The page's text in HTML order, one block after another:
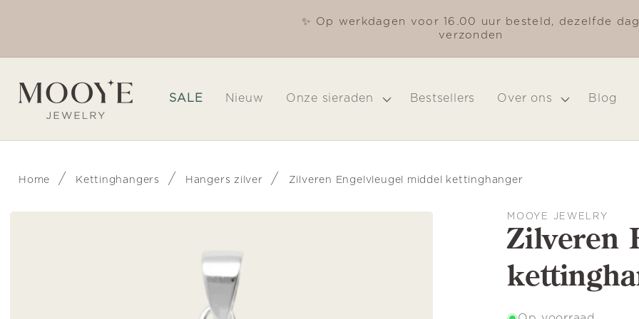
✨ Op werkdagen voor 16.00 uur besteld, dezelfde dag
verzonden
SALE Nieuw Onze sieraden Bestsellers Over ons Blog
Home / Kettinghangers / Hangers zilver / Zilveren Engelvleugel middel kettinghanger
MOOYE JEWELRY
Zilveren